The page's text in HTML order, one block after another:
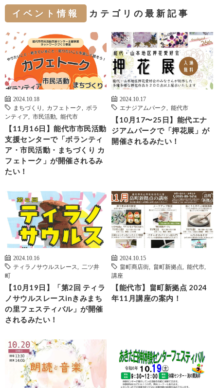
イベント情報 カテゴリの最新記事
2024.10.18
まちづくり
カフェトーク
ボラ
ンティア
市民活動 能代市
【11月16日】能代市市民活動
支援センターで「ボランティ
ア・市民活動・まちづくり カ
フェトーク」が開催されるみ
たい！
2024.10.17
エナジアムパーク
能代市
【10月17〜25日】能代エナ
ジアムパークで「押花展」が
開催されるみたい！
2024.10.16
ティラノサウルスレース
二ツ井
町
【10月19日】「第2回 ティラ
ノサウルスレースinきみまち
の里フェスティバル」が開催
されるみたい！
2024.10.15
畠町商店街
畠町新拠点 能代市
講座
【能代市】畠町新拠点 2024
年11月講座の案内！